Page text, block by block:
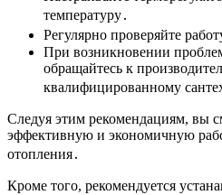
температуру․
Регулярно проверяйте
При возникновении
обращайтесь к
квалифицированному
Следуя этим рекомендациям, вы
эффективную и экономичную
отопления․
Кроме того, рекомендуется